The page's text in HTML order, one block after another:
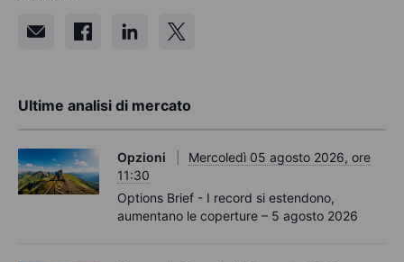
Ultime analisi di mercato
Opzioni
Mercoledì 05 agosto 2026, ore
11:30
Options Brief - I record si estendono,
aumentano le coperture – 5 agosto 2026